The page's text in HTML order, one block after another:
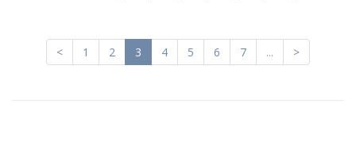
< 1 2 3 4 5 6 7 ... >